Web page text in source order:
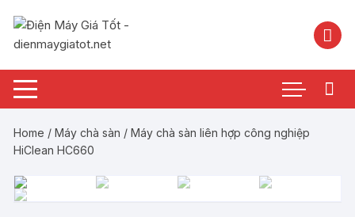
nội
Home /Máy chà sàn / Máy chà sàn liên hợp công nghiệp
HiClean HC660